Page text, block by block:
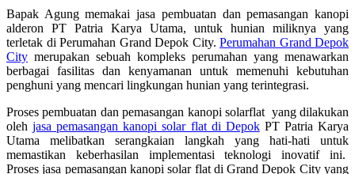
Bapak Agung memakai jasa pembuatan dan pemasangan kanopi
alderon PT Patria Karya Utama, untuk hunian miliknya yang
terletak di Perumahan Grand Depok City. Perumahan Grand Depok
City merupakan sebuah kompleks perumahan yang menawarkan
berbagai fasilitas dan kenyamanan untuk memenuhi kebutuhan
penghuni yang mencari lingkungan hunian yang terintegrasi.
Proses pembuatan dan pemasangan kanopi solarflat yang dilakukan
olehjasa pemasangan kanopi solar flat di DepokPT Patria Karya
Utama melibatkan serangkaian langkah yang hati-hati untuk
memastikan keberhasilan implementasi teknologi inovatif ini.
Proses jasa pemasangan kanopi solar flat di Grand Depok City yang